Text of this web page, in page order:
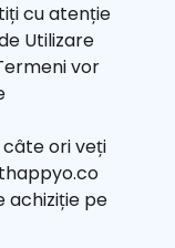
cu atenție
Utilizare
vor
câte ori veți
achiziție pe